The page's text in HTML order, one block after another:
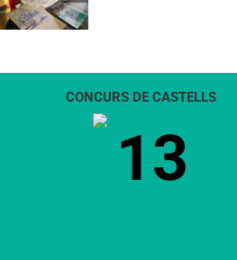
CONCURS DE CASTELLS
13